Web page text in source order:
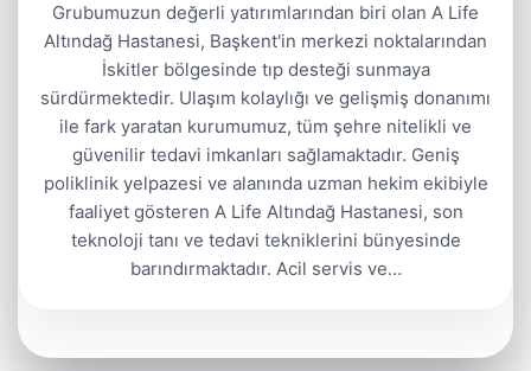
Grubumuzun değerli yatırımlarından biri olan A Life
Altındağ Hastanesi, Başkent'in merkezi noktalarından
İskitler bölgesinde tıp desteği sunmaya
sürdürmektedir. Ulaşım kolaylığı ve gelişmiş donanımı
ile fark yaratan kurumumuz, tüm şehre nitelikli ve
güvenilir tedavi imkanları sağlamaktadır. Geniş
poliklinik yelpazesi ve alanında uzman hekim ekibiyle
faaliyet gösteren A Life Altındağ Hastanesi, son
teknoloji tanı ve tedavi tekniklerini bünyesinde
barındırmaktadır. Acil servis ve…